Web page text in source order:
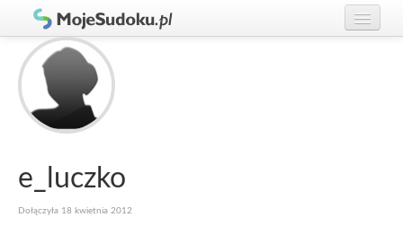
Graj w Sudoku!
Zasady Sudoku
Rankingi
Gracze
e_luczko
Dołączyła 18 kwietnia 2012